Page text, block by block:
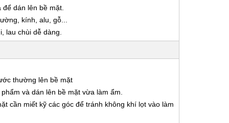
dán lên bề mặt.
kính, alu, gỗ...
lau chùi dễ dàng.
thường lên bề mặt
và dán lên bề mặt vừa làm ẩm.
cần miết kỹ các góc để tránh không khí lọt vào làm